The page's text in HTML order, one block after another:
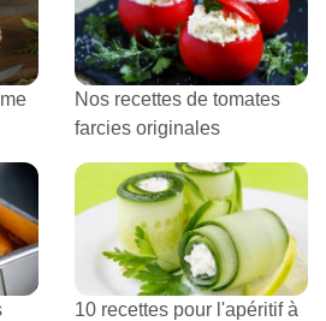
Nos recettes de tomates
farcies originales
10 recettes pour l'apéritif à